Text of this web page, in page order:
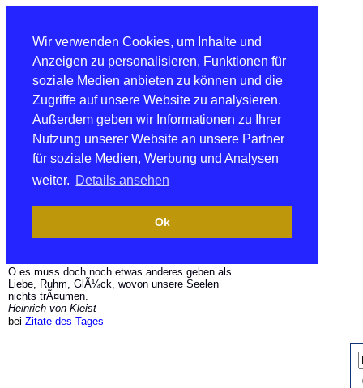
Wir verwenden Cookies, um Inhalte und
Anzeigen zu personalisieren, Funktionen für
soziale Medien anbieten zu können und die
Zugriffe auf unsere Website zu analysieren.
Außerdem geben wir Informationen zu Ihrer
Nutzung unserer Website an unsere Partner
für soziale Medien, Werbung und Analysen
weiter. Details ansehen
Ok
O es muss doch noch etwas anderes geben als
Liebe, Ruhm, GlÃ¼ck, wovon unsere Seelen
nichts trÃ¤umen.
Heinrich von Kleist
bei Zitate des Tages